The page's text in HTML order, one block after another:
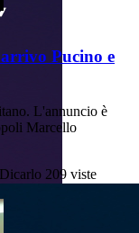
Pucino e
L'annuncio è
Marcello
209 viste